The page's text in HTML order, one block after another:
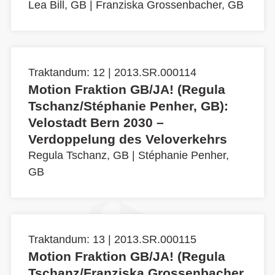
Lea Bill, GB Franziska Grossenbacher, GB
Traktandum: 12 | 2013.SR.000114
Motion Fraktion GB/JA! (Regula
Tschanz/Stéphanie Penher, GB):
Velostadt Bern 2030 –
Verdoppelung des Veloverkehrs
Regula Tschanz, GB
Stéphanie Penher,
GB
Traktandum: 13 | 2013.SR.000115
Motion Fraktion GB/JA! (Regula